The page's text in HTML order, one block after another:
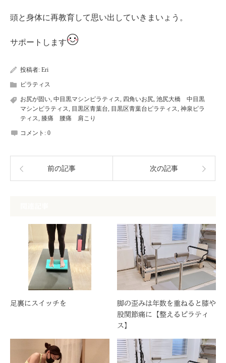
頭と身体に再教育して思い出していきまいょう。
サポートします
投稿者: Eri
ピラティス
お尻が固い 中目黒マシンピラティス 四角いお尻 池尻大橋 中目黒
マシンピラティス
目黒区青葉台 目黒区青葉台ピラティス 神泉ピラ
ティス
膝痛 腰痛 肩こり
コメント: 0
前の記事 次の記事
足裏にスイッチを
脚の歪みは年数を重ねると膝や
股関節痛に【整えるピラティ
ス】